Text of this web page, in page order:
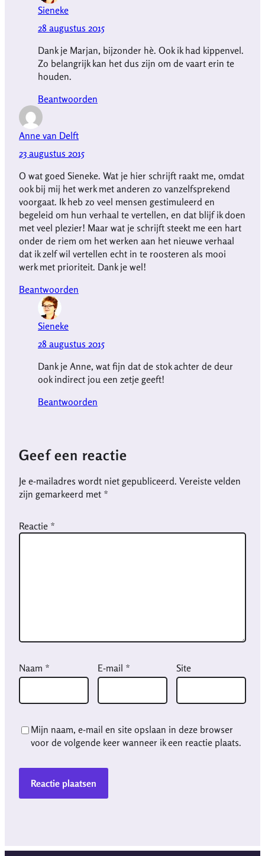
Sieneke
28 augustus 2015
Dank je Marjan, bijzonder hè. Ook ik had kippenvel.
Zo belangrijk kan het dus zijn om de vaart erin te
houden.
Beantwoorden
Anne van Delft
23 augustus 2015
O wat goed Sieneke. Wat je hier schrijft raakt me, omdat
ook bij mij het werk met anderen zo vanzelfsprekend
voorgaat. Ik heb zo veel mensen gestimuleerd en
begeleid om hun verhaal te vertellen, en dat blijf ik doen
met veel plezier! Maar wat je schrijft steekt me een hart
onder de riem om het werken aan het nieuwe verhaal
dat ik zelf wil vertellen echt in te roosteren als mooi
werk met prioriteit. Dank je wel!
Beantwoorden
Sieneke
28 augustus 2015
Dank je Anne, wat fijn dat de stok achter de deur
ook indirect jou een zetje geeft!
Beantwoorden
Geef een reactie
Je e-mailadres wordt niet gepubliceerd. Vereiste velden
zijn gemarkeerd met *
Reactie *
Naam * E-mail * Site
Mijn naam, e-mail en site opslaan in deze browser
voor de volgende keer wanneer ik een reactie plaats.